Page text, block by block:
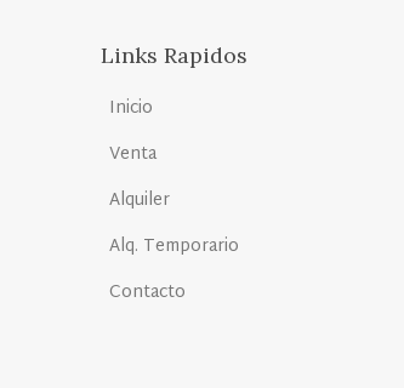
Links Rapidos
Inicio
Venta
Alquiler
Alq. Temporario
Contacto